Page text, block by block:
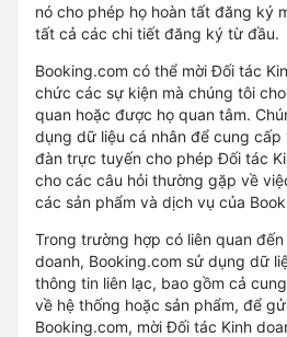
nó cho phép họ hoàn tất đăng ký
tất cả các chi tiết đăng ký từ đầu.
Booking.com có thể mời Đối tác
chức các sự kiện mà chúng tôi
quan hoặc được họ quan tâm.
dụng dữ liệu cá nhân để cung
đàn trực tuyến cho phép Đối tác
cho các câu hỏi thường gặp về
các sản phẩm và dịch vụ của
Trong trường hợp có liên quan
doanh, Booking.com sử dụng dữ
thông tin liên lạc, bao gồm cả
về hệ thống hoặc sản phẩm, để
Booking.com, mời Đối tác Kinh